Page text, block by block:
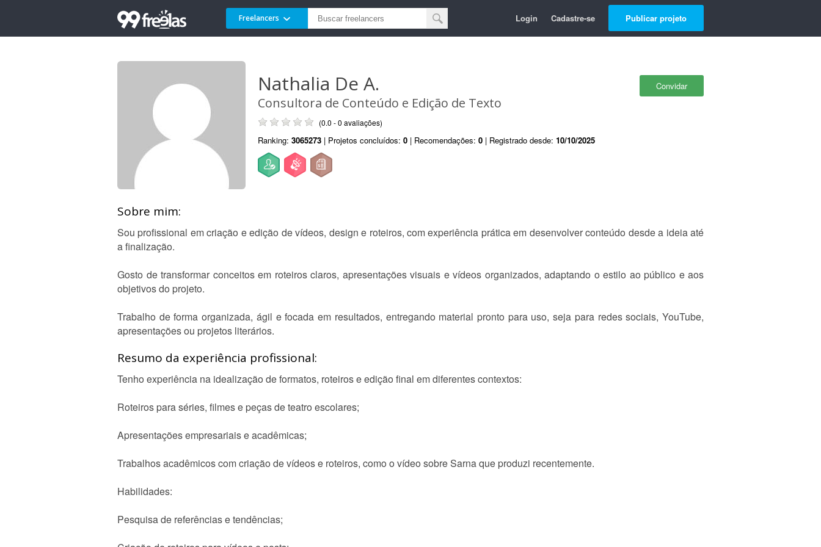
Freelancers Login Cadastre-se Publicar projeto
Convidar
Nathalia De A.
Consultora de Conteúdo e Edição de Texto
(0.0 - 0 avaliações)
Ranking: 3065273 | Projetos concluídos: 0 | Recomendações: 0 | Registrado desde: 10/10/2025
Sobre mim:
Sou profissional em criação e edição de vídeos, design e roteiros, com experiência prática em desenvolver conteúdo desde a ideia até
a finalização.
Gosto de transformar conceitos em roteiros claros, apresentações visuais e vídeos organizados, adaptando o estilo ao público e aos
objetivos do projeto.
Trabalho de forma organizada, ágil e focada em resultados, entregando material pronto para uso, seja para redes sociais, YouTube,
apresentações ou projetos literários.
Resumo da experiência profissional:
Tenho experiência na idealização de formatos, roteiros e edição final em diferentes contextos:
Roteiros para séries, filmes e peças de teatro escolares;
Apresentações empresariais e acadêmicas;
Trabalhos acadêmicos com criação de vídeos e roteiros, como o vídeo sobre Sarna que produzi recentemente.
Habilidades:
Pesquisa de referências e tendências;